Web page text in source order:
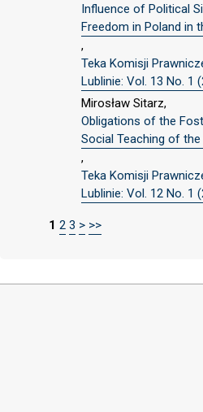
Influence of Political
Freedom in Poland in
,
Teka Komisji
Lublinie: Vol. 13 No. 1
Mirosław Sitarz,
Obligations of the
Social Teaching of
,
Teka Komisji
Lublinie: Vol. 12 No. 1
1 2 3 > >>